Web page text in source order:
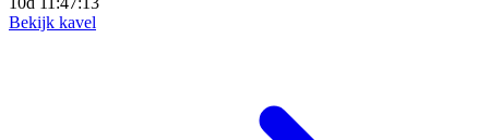
Bekijk kavel